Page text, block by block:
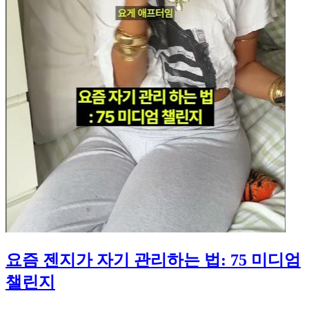
요즘 젠지가 자기 관리하는 법: 75 미디엄
챌린지